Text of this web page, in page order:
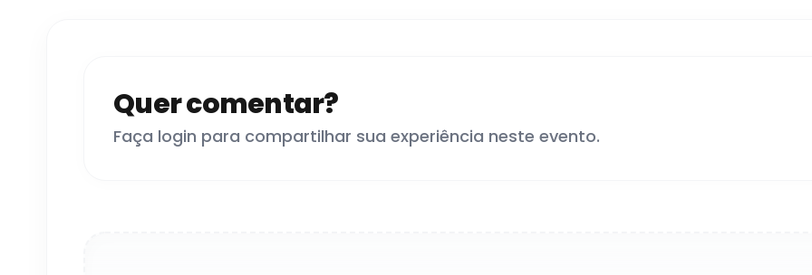
Quer comentar?
Faça login para compartilhar sua experiência neste evento.